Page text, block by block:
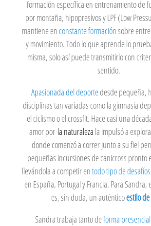
formación específica en entrenamiento de
por montaña, hipopresivos y LPF (Low
mantiene enconstante formaciónsobre
y movimiento. Todo lo que aprende lo
misma, solo así puede transmitirlo con
sentido.
Apasionada del deportedesde pequeña,
disciplinas tan variadas como la gimnasia
el ciclismo o el crossfit. Hace casi una
amor por la naturaleza la impulsó a
donde comenzó a correr junto a su fiel
pequeñas incursiones de canicross pronto
llevándola a competir entodo tipo de
en España, Portugal y Francia. Para Sandra,
es, sin duda, un auténticoestilo
Sandra trabaja tanto deforma